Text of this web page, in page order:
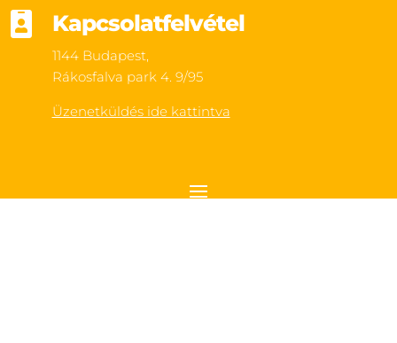
 Kapcsolatfelvétel
1144 Budapest,
Rákosfalva park 4. 9/95
Üzenetküldés ide kattintva